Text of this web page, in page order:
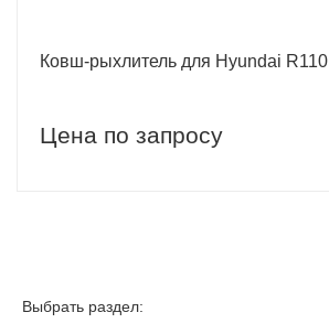
Ковш-рыхлитель для Hyundai R110
Цена по запросу
Выбрать раздел: